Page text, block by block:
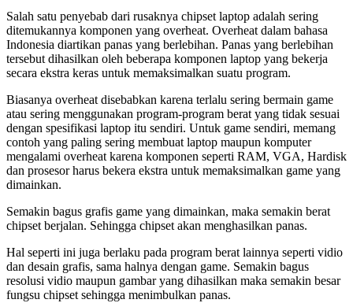
Salah satu penyebab dari rusaknya chipset laptop adalah sering
ditemukannya komponen yang overheat. Overheat dalam bahasa
Indonesia diartikan panas yang berlebihan. Panas yang berlebihan
tersebut dihasilkan oleh beberapa komponen laptop yang bekerja
secara ekstra keras untuk memaksimalkan suatu program.
Biasanya overheat disebabkan karena terlalu sering bermain game
atau sering menggunakan program-program berat yang tidak sesuai
dengan spesifikasi laptop itu sendiri. Untuk game sendiri, memang
contoh yang paling sering membuat laptop maupun komputer
mengalami overheat karena komponen seperti RAM, VGA, Hardisk
dan prosesor harus bekera ekstra untuk memaksimalkan game yang
dimainkan.
Semakin bagus grafis game yang dimainkan, maka semakin berat
chipset berjalan. Sehingga chipset akan menghasilkan panas.
Hal seperti ini juga berlaku pada program berat lainnya seperti vidio
dan desain grafis, sama halnya dengan game. Semakin bagus
resolusi vidio maupun gambar yang dihasilkan maka semakin besar
fungsu chipset sehingga menimbulkan panas.